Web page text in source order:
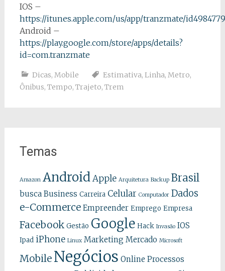
IOS –
https://itunes.apple.com/us/app/tranzmate/
Android –
https://play.google.com/store/apps/details?
id=com.tranzmate
Dicas, Mobile Estimativa, Linha, Metro,
Ônibus, Tempo, Trajeto, Trem
Temas
Amazon AndroidApple Arquitetura Backup Brasil
busca Business Carreira Celular Computador Dados
e-Commerce Empreender Emprego Empresa
Facebook Gestão Google Hack Invasão IOS
Ipad iPhone Linux Marketing Mercado Microsoft
Mobile Negócios Online Processos